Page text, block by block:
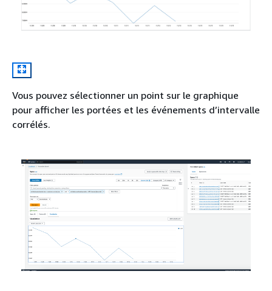
Vous pouvez sélectionner un point sur le graphique
pour afficher les portées et les événements d’intervalle
corrélés.